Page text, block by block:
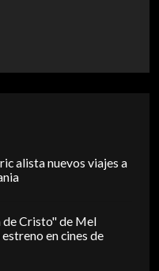
alista nuevos viajes a
de Cristo" de Mel
en cines de